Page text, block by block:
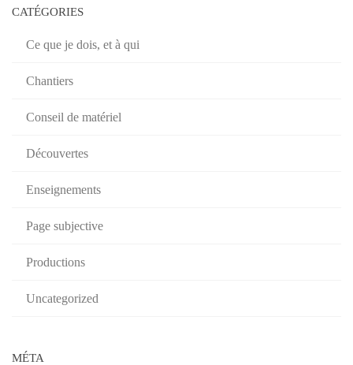
CATÉGORIES
Ce que je dois, et à qui
Chantiers
Conseil de matériel
Découvertes
Enseignements
Page subjective
Productions
Uncategorized
MÉTA